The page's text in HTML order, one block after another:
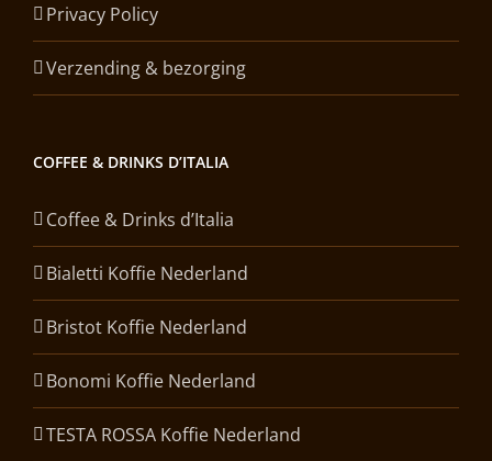
Privacy Policy
Verzending & bezorging
COFFEE & DRINKS D’ITALIA
Coffee & Drinks d’Italia
Bialetti Koffie Nederland
Bristot Koffie Nederland
Bonomi Koffie Nederland
TESTA ROSSA Koffie Nederland